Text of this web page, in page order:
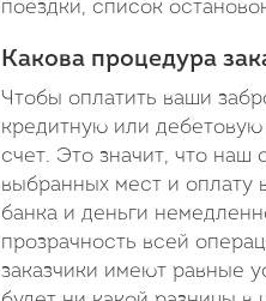
поездки, список
Какова процедура
Чтобы оплатить ваши
кредитную или дебетовую
счет. Это значит, что наш
выбранных мест и оплату
банка и деньги
прозрачность всей
заказчики имеют равные